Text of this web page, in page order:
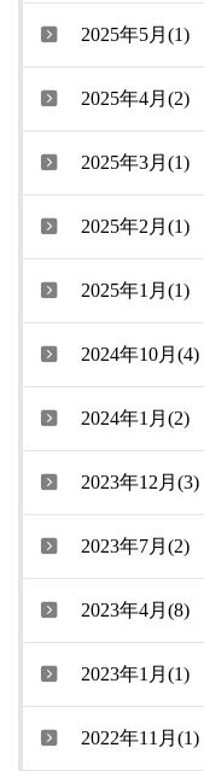
2025年5月(1)
2025年4月(2)
2025年3月(1)
2025年2月(1)
2025年1月(1)
2024年10月(4)
2024年1月(2)
2023年12月(3)
2023年7月(2)
2023年4月(8)
2023年1月(1)
2022年11月(1)